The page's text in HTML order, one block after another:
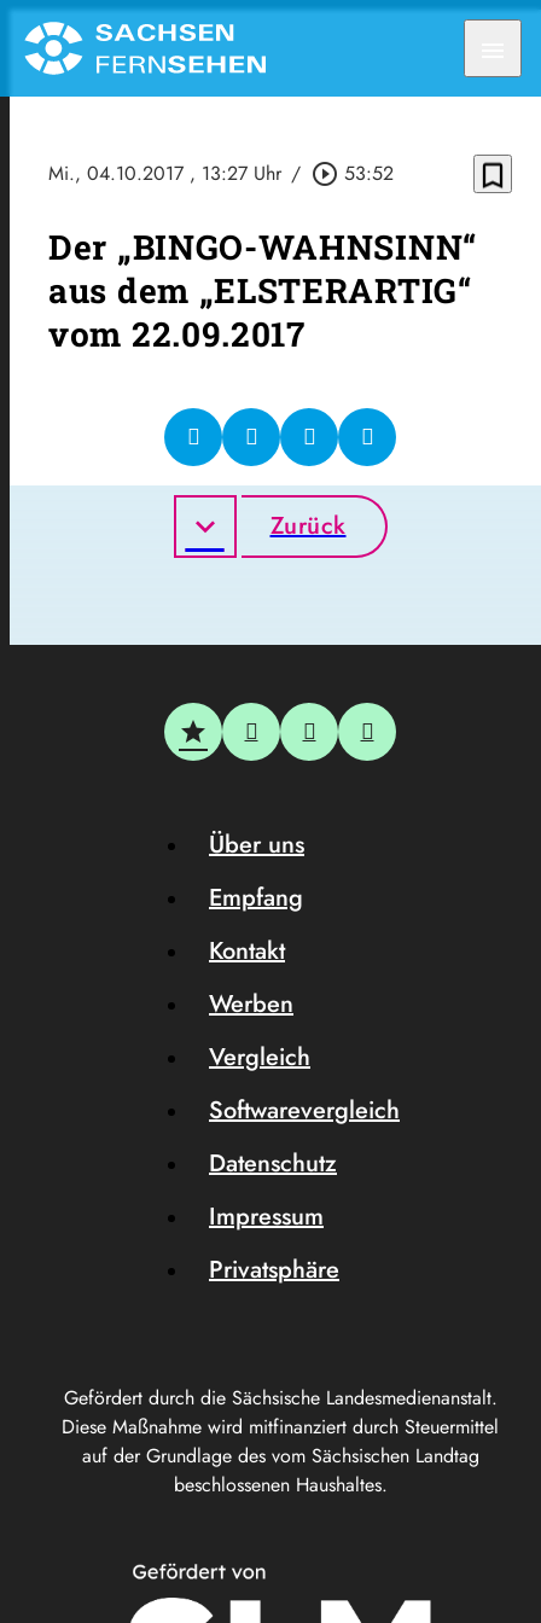
Mi., 04.10.2017 , 13:27 Uhr / play_circle_outline 53:52 bookmark_border
Der „BINGO-WAHNSINN“
aus dem „ELSTERARTIG“
vom 22.09.2017
Zurück
Gefördert durch die Sächsische Landesmedienanstalt.
Diese Maßnahme wird mitfinanziert durch Steuermittel
auf der Grundlage des vom Sächsischen Landtag
beschlossenen Haushaltes.
Über uns
Empfang
Kontakt
Werben
Vergleich
Softwarevergleich
Datenschutz
Impressum
Privatsphäre